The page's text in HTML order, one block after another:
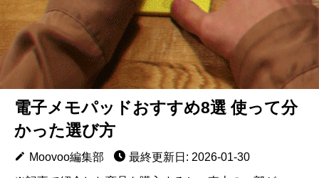
電子メモパッドおすすめ8選 使って分
かった選び方
Moovoo編集部
最終更新日: 2026-01-30